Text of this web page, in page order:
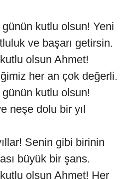
kutlu olsun! Yeni
ve başarı getirsin.
olsun Ahmet!
her an çok değerli.
kutlu olsun!
neşe dolu bir yıl
Senin gibi birinin
büyük bir şans.
olsun Ahmet! Her